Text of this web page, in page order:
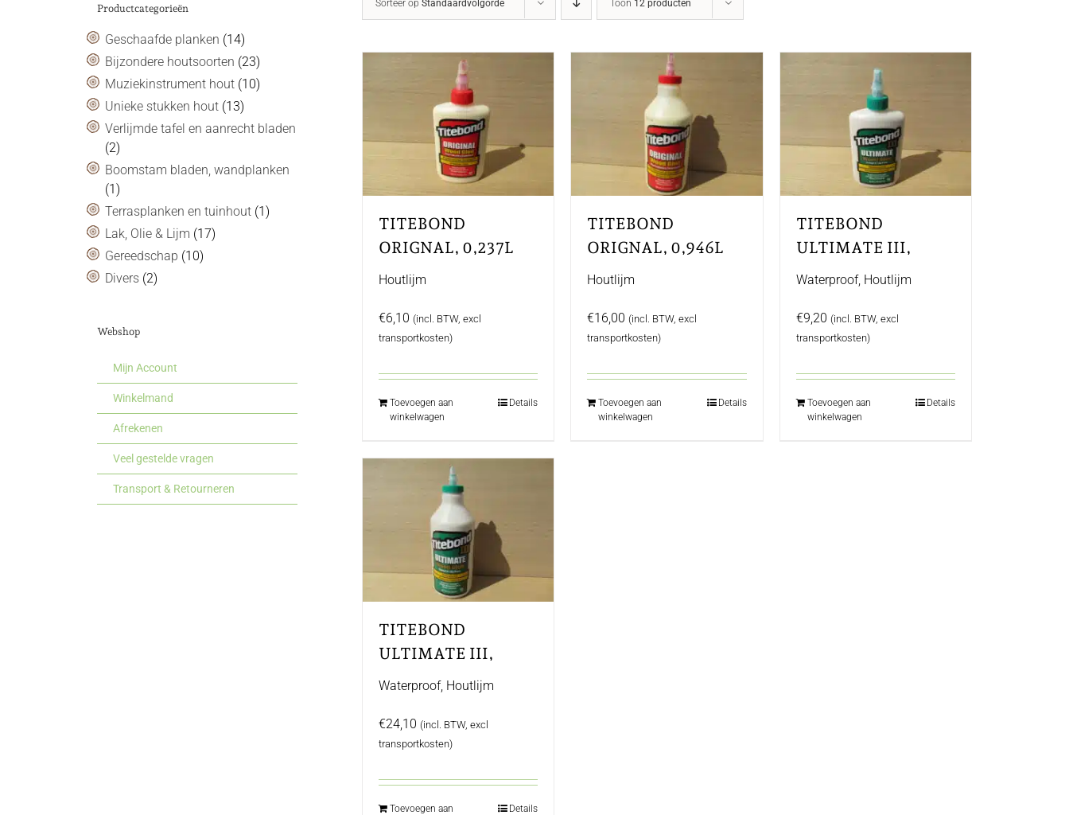
Sorteer op Standaardvolgorde Toon 12 producten
TITEBOND
ORIGNAL, 0,237L
Houtlijm
€6,10 (incl. BTW, excl
transportkosten)
Toevoegen aan
winkelwagen
Details
TITEBOND
ORIGNAL, 0,946L
Houtlijm
€16,00 (incl. BTW, excl
transportkosten)
Toevoegen aan
winkelwagen
Details
TITEBOND
ULTIMATE III,
0,237L
Waterproof, Houtlijm
€9,20 (incl. BTW, excl
transportkosten)
Toevoegen aan
winkelwagen
Details
TITEBOND
ULTIMATE III,
0,946L
Waterproof, Houtlijm
€24,10 (incl. BTW, excl
transportkosten)
Toevoegen aan
Details
Productcategorieën
Geschaafde planken (14)
Bijzondere houtsoorten (23)
Muziekinstrument hout (10)
Unieke stukken hout (13)
Verlijmde tafel en aanrecht bladen
(2)
Boomstam bladen, wandplanken
(1)
Terrasplanken en tuinhout (1)
Lak, Olie & Lijm (17)
Gereedschap (10)
Divers (2)
Webshop
Mijn Account
Winkelmand
Afrekenen
Veel gestelde vragen
Transport & Retourneren